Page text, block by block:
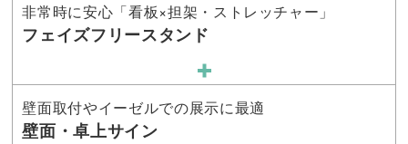
非常時に安心「看板×担架・ストレッチャー」
フェイズフリースタンド
壁面取付やイーゼルでの展示に最適
壁面・卓上サイン